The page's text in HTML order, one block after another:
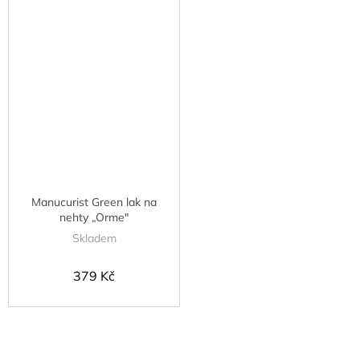
Manucurist Green lak na
nehty „Orme"
Skladem
379 Kč